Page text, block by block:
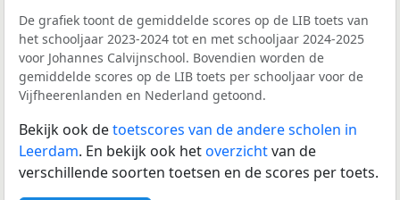
De grafiek toont de gemiddelde scores op de LIB toets van
het schooljaar 2023-2024 tot en met schooljaar 2024-2025
voor Johannes Calvijnschool. Bovendien worden de
gemiddelde scores op de LIB toets per schooljaar voor de
Vijfheerenlanden en Nederland getoond.
Bekijk ook detoetscores van de andere scholen in
Leerdam. En bekijk ook hetoverzichtvan de
verschillende soorten toetsen en de scores per toets.